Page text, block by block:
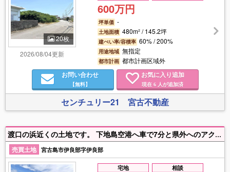
20枚
2026/08/04更新
600万円
坪単価 -
土地面積 480m² / 145.2坪
建ぺい率/容積率 60% / 200%
用途地域 無指定
都市計画 都市計画区域外
お問い合わせ
【無料】
お気に入り追加
現在 6 人が追加済
センチュリー21 宮古不動産
渡口の浜近くの土地です。 下地島空港へ車で7分と県外へのアクセス良し♬ また、県道沿いにあるため、事業用地としてもおすすめです。（ホテル・飲食店等） 【分筆相談可能】
売買土地 宮古島市伊良部字伊良部
宅地 相談